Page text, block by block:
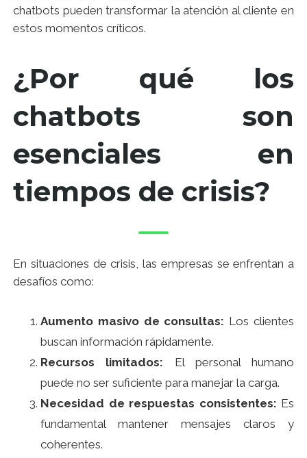
chatbots pueden transformar la atención al cliente en
estos momentos críticos.
¿Por qué los
chatbots son
esenciales en
tiempos de crisis?
En situaciones de crisis, las empresas se enfrentan a
desafíos como:
Aumento masivo de consultas: Los clientes
buscan información rápidamente.
Recursos limitados: El personal humano
puede no ser suficiente para manejar la carga.
Necesidad de respuestas consistentes: Es
fundamental mantener mensajes claros y
coherentes.